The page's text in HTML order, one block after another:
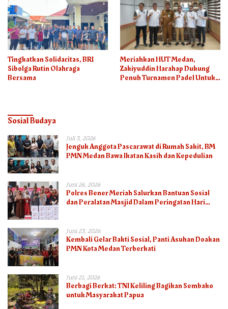
Tingkatkan Solidaritas, BRI
Sibolga Rutin Olahraga
Bersama
Meriahkan HUT Medan,
Zakiyuddin Harahap Dukung
Penuh Turnamen Padel Untuk
Sosial Budaya
Juli 3, 2026
Jenguk Anggota Pascarawat di Rumah Sakit, BM
PMN Medan Bawa Ikatan Kasih dan Kepedulian
Juni 26, 2026
Polres Bener Meriah Salurkan Bantuan Sosial
dan Peralatan Masjid Dalam Peringatan Hari
Juni 23, 2026
Kembali Gelar Bakti Sosial, Panti Asuhan Doakan
PMN Kota Medan Terberkati
Juni 21, 2026
Berbagi Berkat: TNI Keliling Bagikan Sembako
untuk Masyarakat Papua